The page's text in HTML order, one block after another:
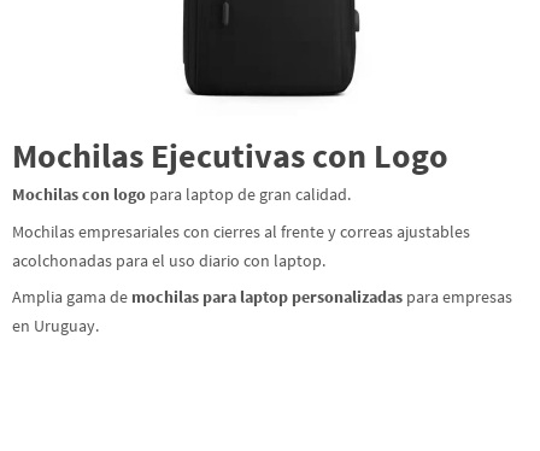
Mochilas Ejecutivas con Logo
Mochilas con logo para laptop de gran calidad.
Mochilas empresariales con cierres al frente y correas ajustables
acolchonadas para el uso diario con laptop.
Amplia gama de mochilas para laptop personalizadas para empresas
en Uruguay.